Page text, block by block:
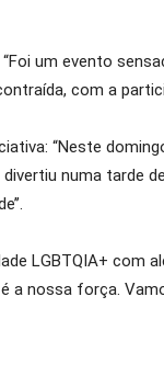
um evento
com a
“Neste
numa tarde
LGBTQIA+
a nossa força.